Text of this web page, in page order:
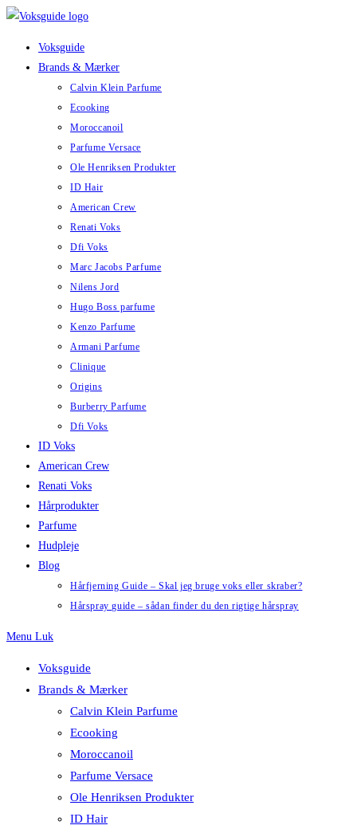
Skip
Voksguide
Brands & Mærker
Calvin Klein Parfume
Ecooking
Moroccanoil
Parfume Versace
Ole Henriksen Produkter
ID Hair
American Crew
Renati Voks
Dfi Voks
Marc Jacobs Parfume
Nilens Jord
Hugo Boss parfume
Kenzo Parfume
Armani Parfume
Clinique
Origins
Burberry Parfume
Dfi Voks
ID Voks
American Crew
Renati Voks
Hårprodukter
Parfume
Hudpleje
Blog
Hårfjerning Guide – Skal jeg bruge voks eller skraber?
Hårspray guide – sådan finder du den rigtige hårspray
Menu Luk
Voksguide
Brands & Mærker
Calvin Klein Parfume
Ecooking
Moroccanoil
Parfume Versace
Ole Henriksen Produkter
ID Hair